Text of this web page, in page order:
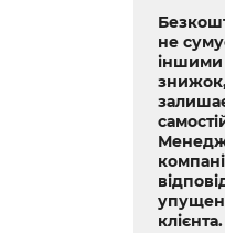
не
клієнта.